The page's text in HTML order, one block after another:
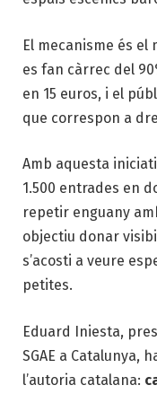
El mecanisme és el
es fan càrrec del
en 15 euros, i el
que correspon a
Amb aquesta
1.500 entrades en
repetir enguany
objectiu donar
s’acosti a veure
petites.
Eduard Iniesta,
SGAE a Catalunya,
l’autoria catalana: